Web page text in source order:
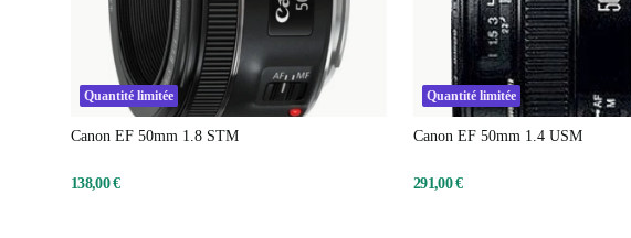
Quantité limitée
Canon EF 50mm 1.8 STM
138,00 €
Quantité limitée
Canon EF 50mm 1.4 USM
291,00 €